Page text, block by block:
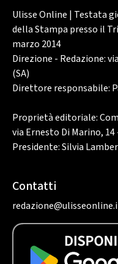
Ulisse Online | Testata
della Stampa presso il
marzo 2014
Direzione - Redazione:
(SA)
Direttore responsabile:
Proprietà editoriale:
via Ernesto Di Marino, 14
Presidente: Silvia
Contatti